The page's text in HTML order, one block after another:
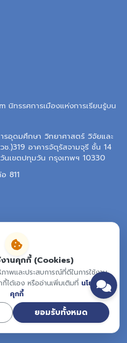
นิทรรศการเมืองแห่งการเรียนรู้บน
รอุดมศึกษา วิทยาศาสตร์ วิจัยและ
.)319 อาคารจัตุรัสจามจุรี ชั้น 14
เขตปทุมวัน กรุงเทพฯ 10330
811
งานคุกกี้ (Cookies)
าพและประสบการณ์ที่ดีในการใช้งาน
ได้เอง หรืออ่านเพิ่มเติมที่ นโยบาย
คุกกี้
ยอมรับทั้งหมด